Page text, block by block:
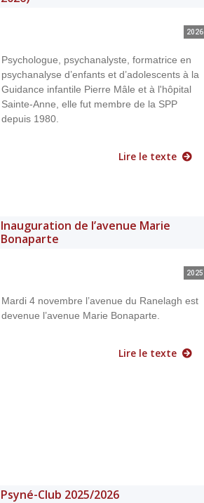
2026
Psychologue, psychanalyste, formatrice en
psychanalyse d’enfants et d’adolescents à la
Guidance infantile Pierre Mâle et à l'hôpital
Sainte-Anne, elle fut membre de la SPP
depuis 1980.
Lire le texte
Inauguration de l’avenue Marie
Bonaparte
2025
Mardi 4 novembre l’avenue du Ranelagh est
devenue l’avenue Marie Bonaparte.
Lire le texte
Psyné-Club 2025/2026